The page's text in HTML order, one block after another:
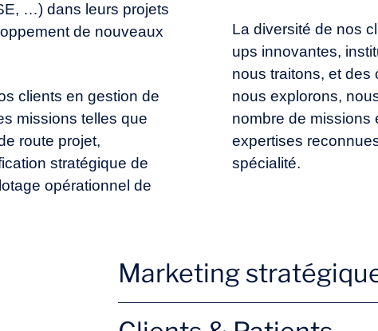
…) dans leurs projets
de nouveaux
clients en gestion de
missions telles que
route projet,
stratégique de
opérationnel de
La diversité de nos
ups innovantes,
nous traitons, et
nous explorons,
nombre de missions
expertises
spécialité.
Marketing